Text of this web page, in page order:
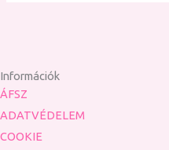
Információk
ÁFSZ
ADATVÉDELEM
COOKIE